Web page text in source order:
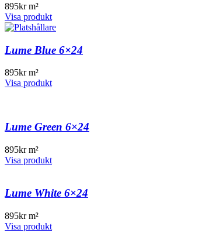
895krm²
Visa produkt
Lume Blue 6×24
895krm²
Visa produkt
Lume Green 6×24
895krm²
Visa produkt
Lume White 6×24
895krm²
Visa produkt